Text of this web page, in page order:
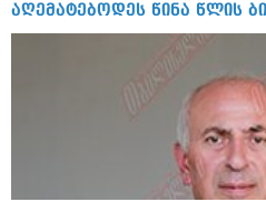
კალეიდოსკოპი
ჰოროსკოპი და შეუცნობელი
რომანი და დეტექტივი
სახალისო ამბები
რომანი და დეტექტივი
სახალისო ამბები
ქალი და მამაკაცი
აღემატებოდეს წინა წლის